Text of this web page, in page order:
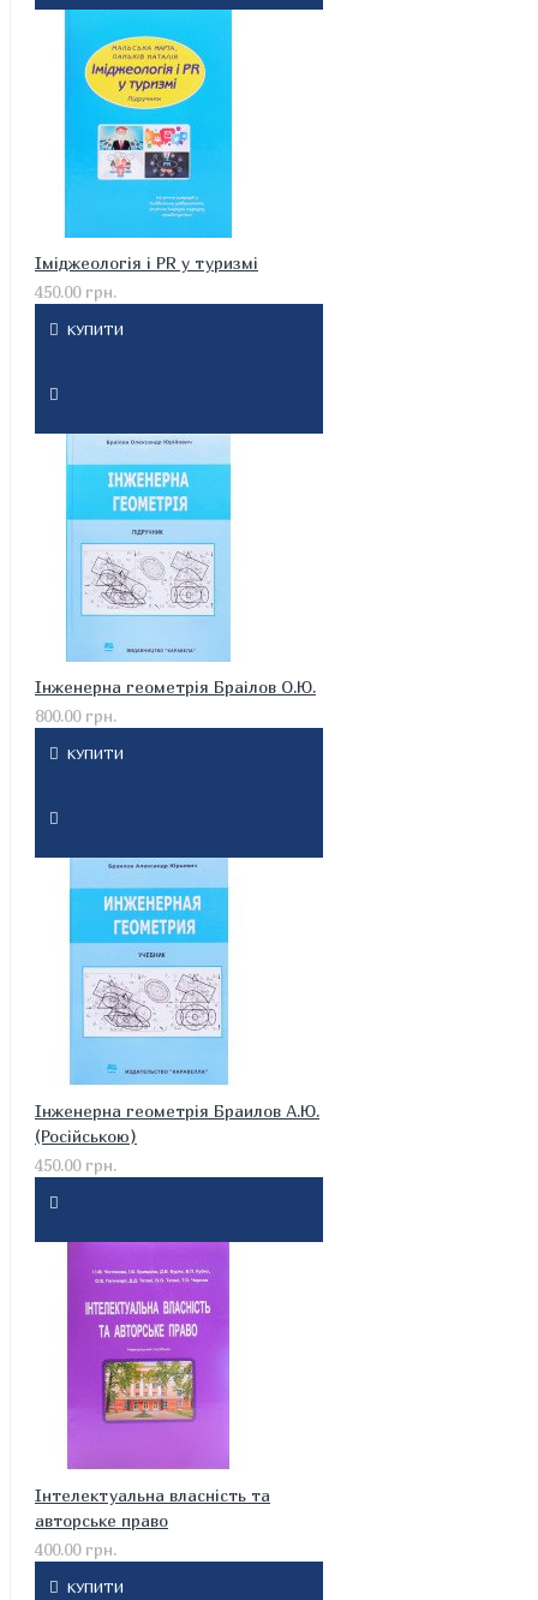
Іміджеологія і PR у туризмі
450.00 грн.
КУПИТИ
Інженерна геометрія Браілов О.Ю.
800.00 грн.
КУПИТИ
Інженерна геометрія Браилов А.Ю.
(Російською)
450.00 грн.
Інтелектуальна власність та
авторське право
400.00 грн.
КУПИТИ